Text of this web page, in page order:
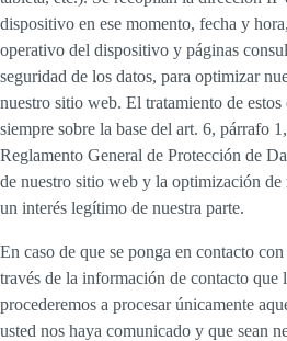
dispositivo en ese momento, fecha y
operativo del dispositivo y páginas
seguridad de los datos, para optimizar
nuestro sitio web. El tratamiento de estos
siempre sobre la base del art. 6, párrafo
Reglamento General de Protección de
de nuestro sitio web y la optimización de
un interés legítimo de nuestra parte.
En caso de que se ponga en contacto
través de la información de contacto que
procederemos a procesar únicamente
usted nos haya comunicado y que sean